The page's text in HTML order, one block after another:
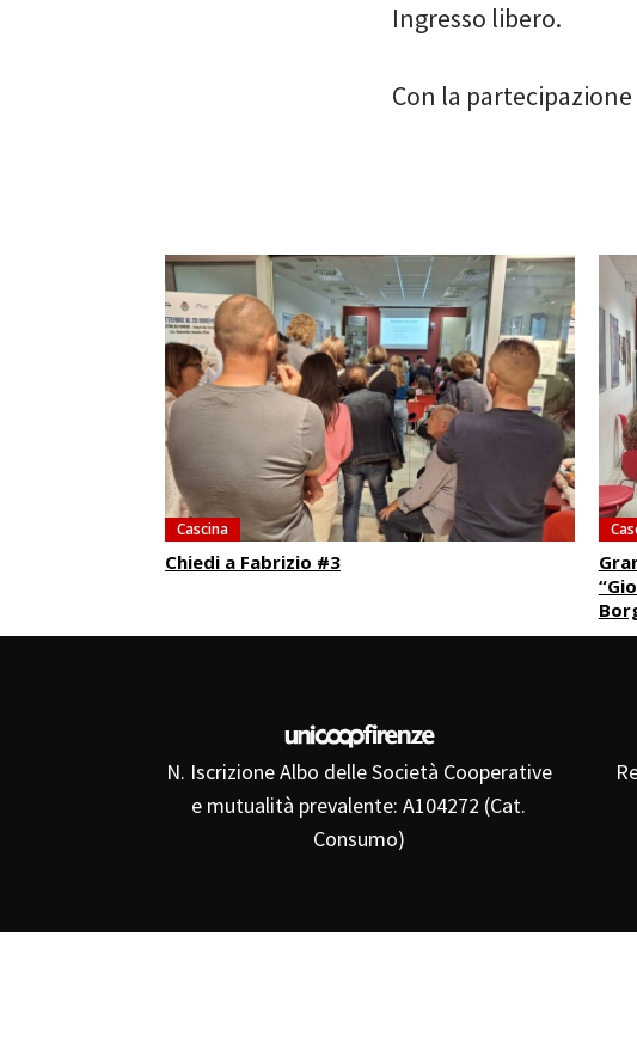
Ingresso libero.
Con la partecipazione
Cascina
Chiedi a Fabrizio #3
N. Iscrizione Albo delle Società Cooperative
e mutualità prevalente: A104272 (Cat.
Consumo)